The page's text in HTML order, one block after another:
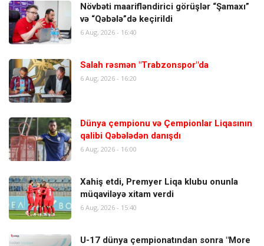
Növbəti maarifləndirici görüşlər “Şamaxı”
və “Qəbələ”də keçirildi
6 Aug, 2026 - 16:40
Salah rəsmən "Trabzonspor"da
6 Aug, 2026 - 16:20
Dünya çempionu və Çempionlar Liqasının
qalibi Qəbələdən danışdı
6 Aug, 2026 - 16:00
Xahiş etdi, Premyer Liqa klubu onunla
müqaviləyə xitam verdi
6 Aug, 2026 - 15:40
U-17 dünya çempionatından sonra "More